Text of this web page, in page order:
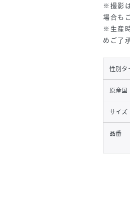
※撮影
場合も
※生産
めご了
性別タ
原産国
サイズ
品番